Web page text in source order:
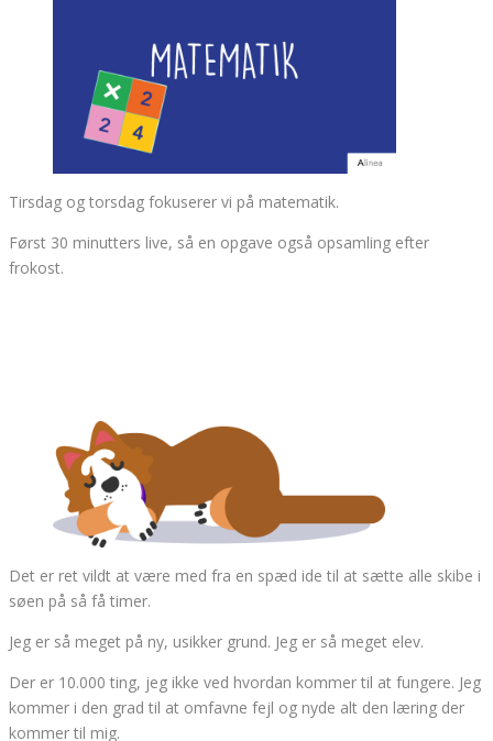
Tirsdag og torsdag fokuserer vi på matematik.
Først 30 minutters live, så en opgave også opsamling efter
frokost.
Det er ret vildt at være med fra en spæd ide til at sætte alle skibe i
søen på så få timer.
Jeg er så meget på ny, usikker grund. Jeg er så meget elev.
Der er 10.000 ting, jeg ikke ved hvordan kommer til at fungere. Jeg
kommer i den grad til at omfavne fejl og nyde alt den læring der
kommer til mig.